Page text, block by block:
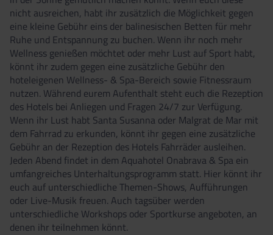
nicht ausreichen, habt ihr zusätzlich die Möglichkeit gegen
eine kleine Gebühr eins der balinesischen Betten für mehr
Ruhe und Entspannung zu buchen. Wenn ihr noch mehr
Wellness genießen möchtet oder mehr Lust auf Sport habt,
könnt ihr zudem gegen eine zusätzliche Gebühr den
hoteleigenen Wellness- & Spa-Bereich sowie Fitnessraum
nutzen. Während eurem Aufenthalt steht euch die Rezeption
des Hotels bei Anliegen und Fragen 24/7 zur Verfügung.
Wenn ihr Lust habt Santa Susanna oder Malgrat de Mar mit
dem Fahrrad zu erkunden, könnt ihr gegen eine zusätzliche
Gebühr an der Rezeption des Hotels Fahrräder ausleihen.
Jeden Abend findet in dem Aquahotel Onabrava & Spa ein
umfangreiches Unterhaltungsprogramm statt. Hier könnt ihr
euch auf unterschiedliche Themen-Shows, Aufführungen
oder Live-Musik freuen. Auch tagsüber werden
unterschiedliche Workshops oder Sportkurse angeboten, an
denen ihr teilnehmen könnt.